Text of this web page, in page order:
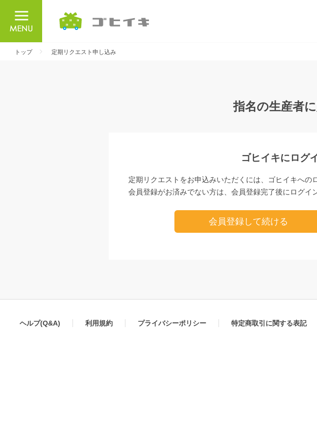
トップ 定期リクエスト申し込み
指名の生産者
ゴヒイキにログ
定期リクエストをお申込みいただくには、ゴヒイキへの
会員登録がお済みでない方は、会員登録完了後にログイ
会員登録して続ける
ヘルプ(Q&A) 利用規約 プライバシーポリシー 特定商取引に関する表記